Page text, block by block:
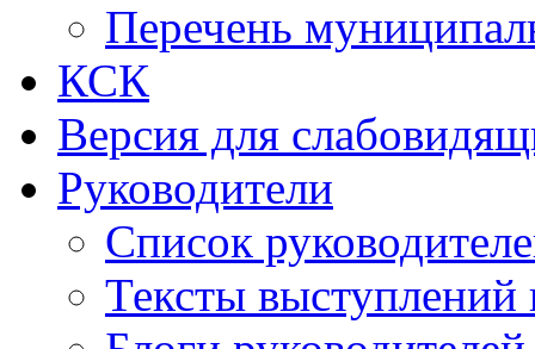
Перечень
КСК
Версия для
Руководители
Список
Тексты выступлений